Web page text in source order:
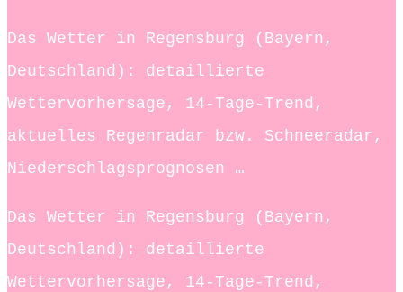
Das Wetter in Regensburg (Bayern,
Deutschland): detaillierte
Wettervorhersage, 14-Tage-Trend,
aktuelles Regenradar bzw. Schneeradar,
Niederschlagsprognosen …
Das Wetter in Regensburg (Bayern,
Deutschland): detaillierte
Wettervorhersage, 14-Tage-Trend,